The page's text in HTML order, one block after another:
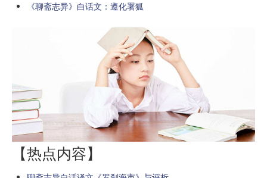
《聊斋志异》白话文：遵化署狐
【热点内容】